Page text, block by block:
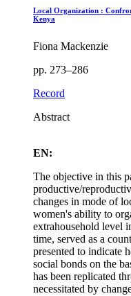
Local Organization :
Kenya
Fiona Mackenzie
pp. 273–286
Record
Abstract
EN:
The objective in this
productive/
changes in mode of
women's ability to
extrahousehold level
time, served as a
presented to indicate
social bonds on the
has been replicated
necessitated by